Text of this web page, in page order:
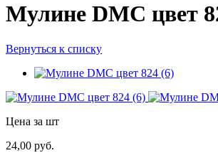
Мулине DMC цвет
Вернуться к списку
Цена за шт
24,00 руб.